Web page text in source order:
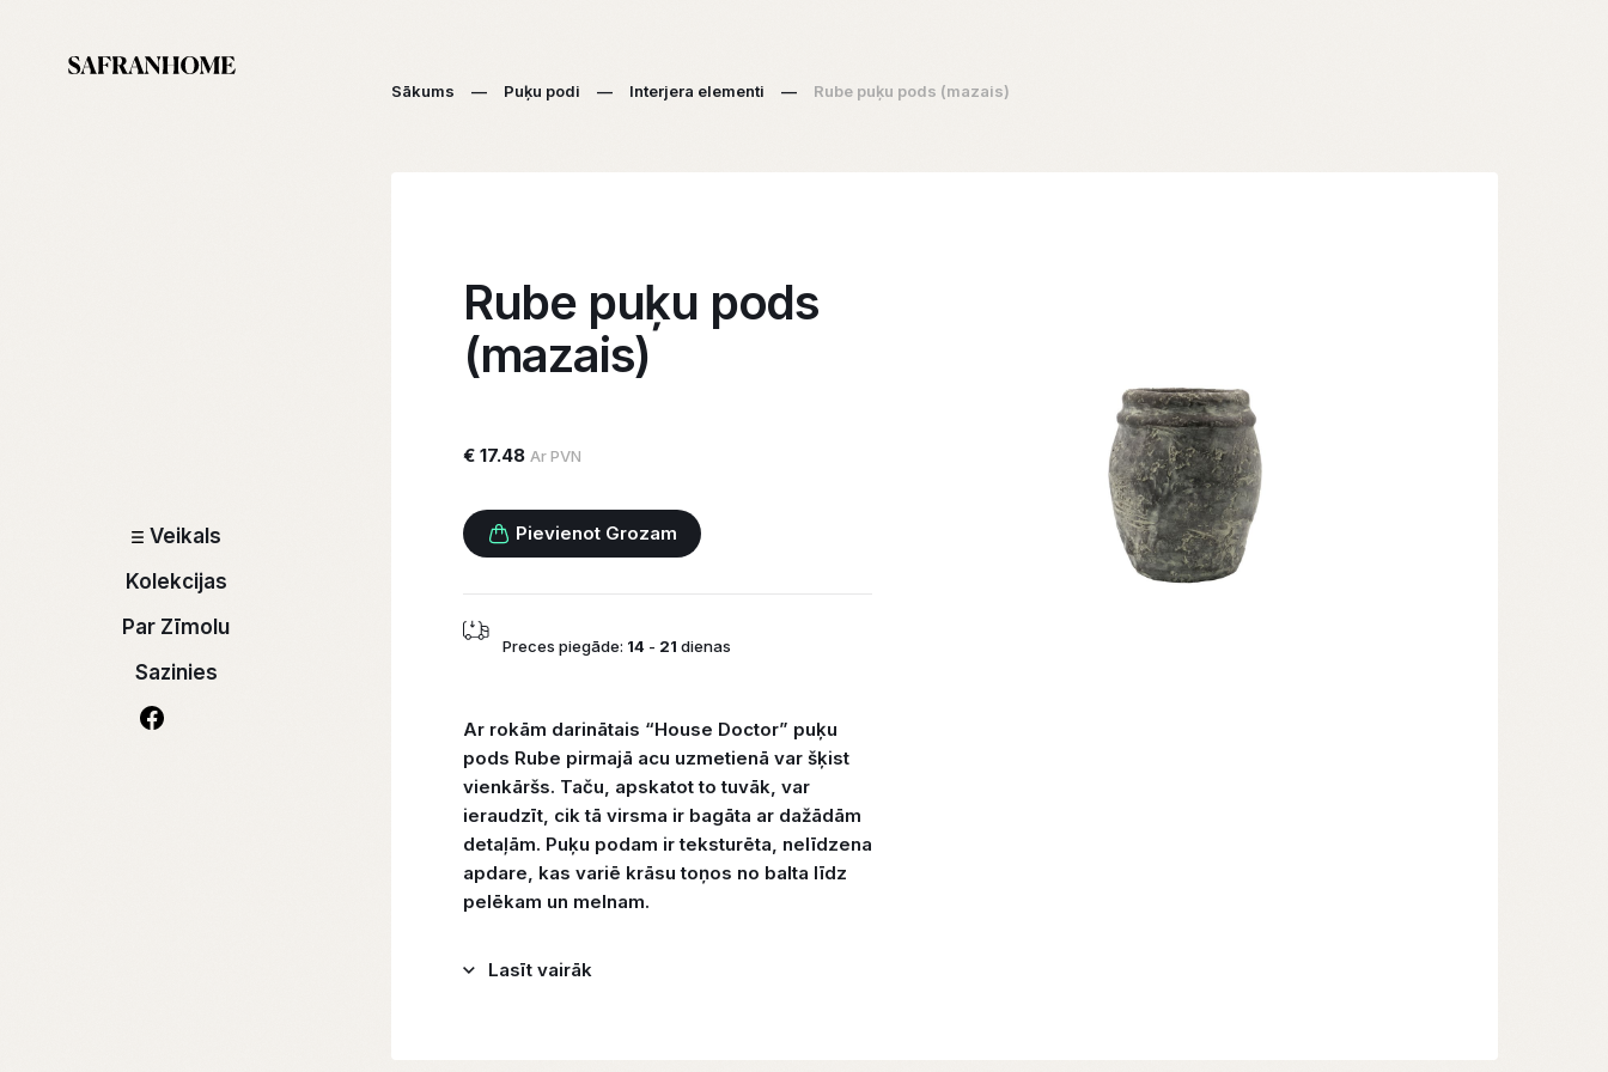
Veikals
Kolekcijas
Par Zīmolu
Sazinies
Sākums — Puķu podi — Interjera elementi — Rube puķu pods (mazais)
Rube puķu pods
(mazais)
€ 17.48 Ar PVN
Pievienot Grozam
Preces piegāde: 14- 21 dienas
Ar rokām darinātais “House Doctor” puķu
pods Rube pirmajā acu uzmetienā var šķist
vienkāršs. Taču, apskatot to tuvāk, var
ieraudzīt, cik tā virsma ir bagāta ar dažādām
detaļām. Puķu podam ir teksturēta, nelīdzena
apdare, kas variē krāsu toņos no balta līdz
pelēkam un melnam.
Lasīt vairāk